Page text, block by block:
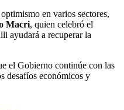
en varios sectores,
Macri, quien celebró el
ayudará a recuperar la
el Gobierno continúe con las
desafíos económicos y